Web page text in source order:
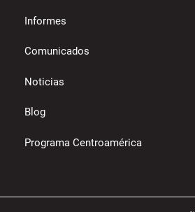
Informes
Comunicados
Noticias
Blog
Programa Centroamérica